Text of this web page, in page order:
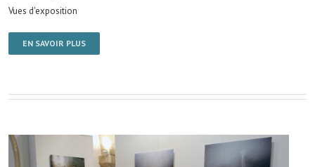
Vues d'exposition
EN SAVOIR PLUS